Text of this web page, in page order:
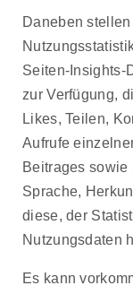
Daneben
Seiten-Insights-
zur Verfügung,
Likes, Teilen,
Aufrufe
Beitrages sowie
Sprache,
diese, der
Nutzungsdaten
Es kann